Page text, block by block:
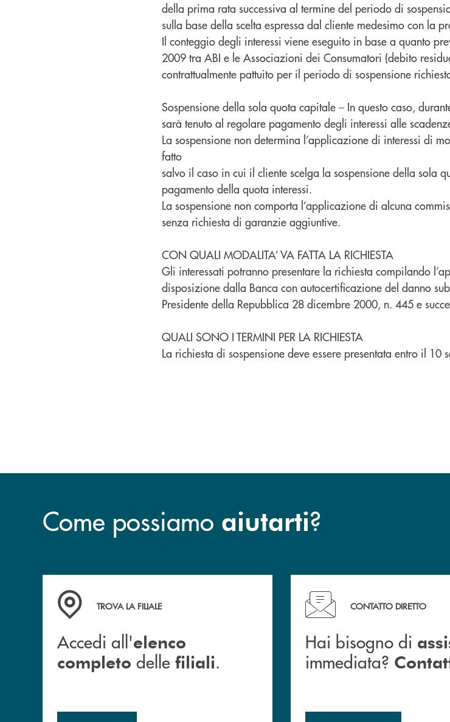
della prima rata successiva al termine del periodo di
sulla base della scelta espressa dal cliente medesimo con la
Il conteggio degli interessi viene eseguito in base a quanto
2009 tra ABI e le Associazioni dei Consumatori (debito
contrattualmente pattuito per il periodo di sospensione
Sospensione della sola quota capitale – In questo caso,
sarà tenuto al regolare pagamento degli interessi alle
La sospensione non determina l’applicazione di interessi di
fatto
salvo il caso in cui il cliente scelga la sospensione della sola
pagamento della quota interessi.
La sospensione non comporta l’applicazione di alcuna
senza richiesta di garanzie aggiuntive.
CON QUALI MODALITA’ VA FATTA LA RICHIESTA
Gli interessati potranno presentare la richiesta compilando
disposizione dalla Banca con autocertificazione del danno
Presidente della Repubblica 28 dicembre 2000, n. 445 e
QUALI SONO I TERMINI PER LA RICHIESTA
La richiesta di sospensione deve essere presentata entro il 10
Come possiamo aiutarti?
Accedi all' elenco completo delle filiali .
TROVA LA FILIALE
Accedi all'elenco
completo delle filiali.
Hai bisogno di assistenza
CONTATTO DIRETTO
Hai bisogno di
immediata?